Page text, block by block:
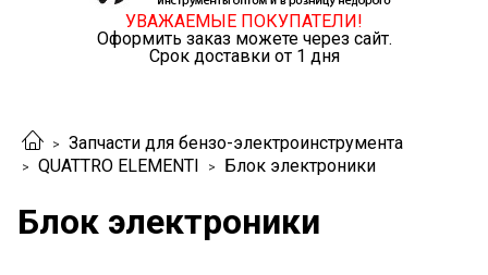
УВАЖАЕМЫЕ ПОКУПАТЕЛИ!
Оформить заказ можете через сайт.
Срок доставки от 1 дня
Запчасти для бензо-электроинструмента
QUATTRO ELEMENTI
Блок электроники
Блок электроники